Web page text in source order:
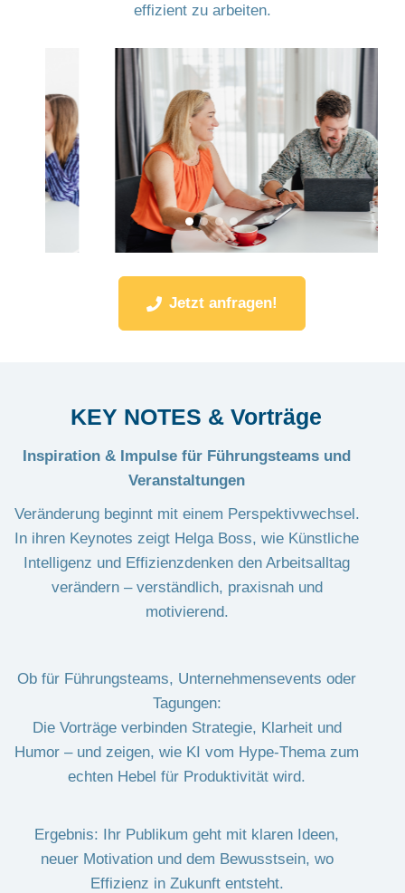
effizient zu arbeiten.
Jetzt anfragen!
KEY NOTES & Vorträge
Inspiration & Impulse für Führungsteams und
Veranstaltungen
Veränderung beginnt mit einem Perspektivwechsel.
In ihren Keynotes zeigt Helga Boss, wie Künstliche
Intelligenz und Effizienzdenken den Arbeitsalltag
verändern – verständlich, praxisnah und
motivierend.
Ob für Führungsteams, Unternehmensevents oder
Tagungen:
Die Vorträge verbinden Strategie, Klarheit und
Humor – und zeigen, wie KI vom Hype-Thema zum
echten Hebel für Produktivität wird.
Ergebnis: Ihr Publikum geht mit klaren Ideen,
neuer Motivation und dem Bewusstsein, wo
Effizienz in Zukunft entsteht.